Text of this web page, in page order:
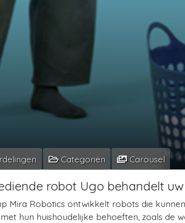
Categoriën Carousel
robot Ugo behandelt
Mira Robotics ontwikkelt robots die
hun huishoudelijke behoeften, zoals de